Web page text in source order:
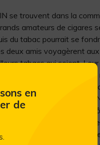
se trouvent dans la
amateurs de cigares
du tabac pourrait se
deux amis voyagèrent
tabacs qui soient.
et d’autres saveurs
idéale fut enfin
monde. Le SIR CHILL
un gin exceptionnel aux
peut également
de fruits, d’épices, de
en
de